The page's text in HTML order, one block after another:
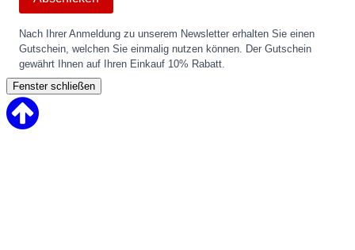
Nach Ihrer Anmeldung zu unserem Newsletter erhalten Sie einen
Gutschein, welchen Sie einmalig nutzen können. Der Gutschein
gewährt Ihnen auf Ihren Einkauf 10% Rabatt.
Fenster schließen
to